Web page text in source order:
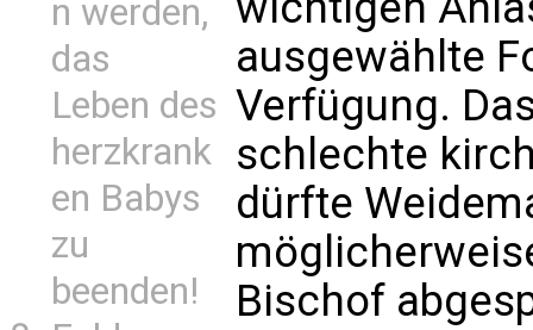
n werden,
das
Leben des
herzkrank
en Babys
zu
beenden!
ausgewählte
Verfügung.
schlechte
dürfte
Bischof